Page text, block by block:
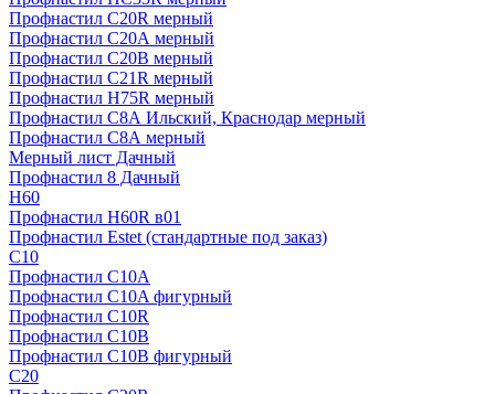
Профнастил С20R мерный
Профнастил С20А мерный
Профнастил С20В мерный
Профнастил С21R мерный
Профнастил Н75R мерный
Профнастил С8А Ильский, Краснодар мерный
Профнастил С8А мерный
Мерный лист Дачный
Профнастил 8 Дачный
Н60
Профнастил H60R в01
Профнастил Estet (стандартные под заказ)
C10
Профнастил С10A
Профнастил С10A фигурный
Профнастил С10R
Профнастил С10В
Профнастил С10В фигурный
C20